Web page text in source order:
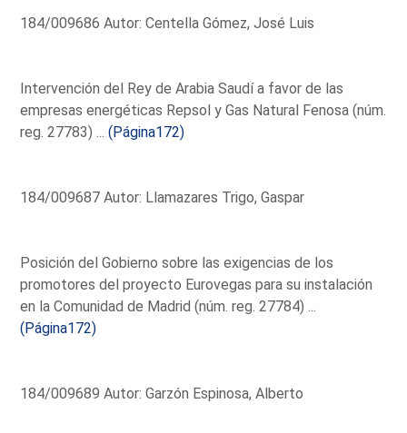
184/009686 Autor: Centella Gómez, José Luis
Intervención del Rey de Arabia Saudí a favor de las
empresas energéticas Repsol y Gas Natural Fenosa (núm.
reg. 27783) ...(Página172)
184/009687 Autor: Llamazares Trigo, Gaspar
Posición del Gobierno sobre las exigencias de los
promotores del proyecto Eurovegas para su instalación
en la Comunidad de Madrid (núm. reg. 27784) ...
(Página172)
184/009689 Autor: Garzón Espinosa, Alberto